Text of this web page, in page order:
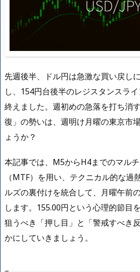
先週後半、ドル円は急激な買い戻し
し、154円台後半のレジスタンスラ
終えました。週初めの急落を打ち消
復」の勢いは、週明け月曜の東京市
ょうか？
本記事では、M5からH4までのマル
（MTF）を用い、テクニカル的な過
ルズの裏付けを統合して、月曜午前
します。155.00円という心理的節目
狙うべき「押し目」と「警戒すべき
かにしていきましょう。